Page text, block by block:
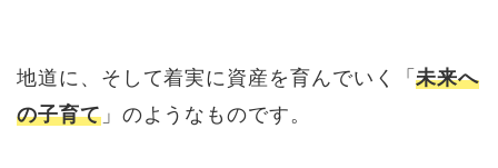
地道に、そして着実に資産を育んでいく「未来へ
の子育て」のようなものです。